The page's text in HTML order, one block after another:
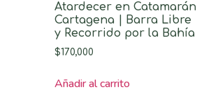
Atardecer en Catamarán
Cartagena | Barra Libre
y Recorrido por la Bahía
$170,000
Añadir al carrito